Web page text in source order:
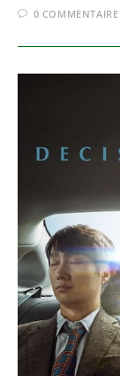
0 COMMENTAIRE